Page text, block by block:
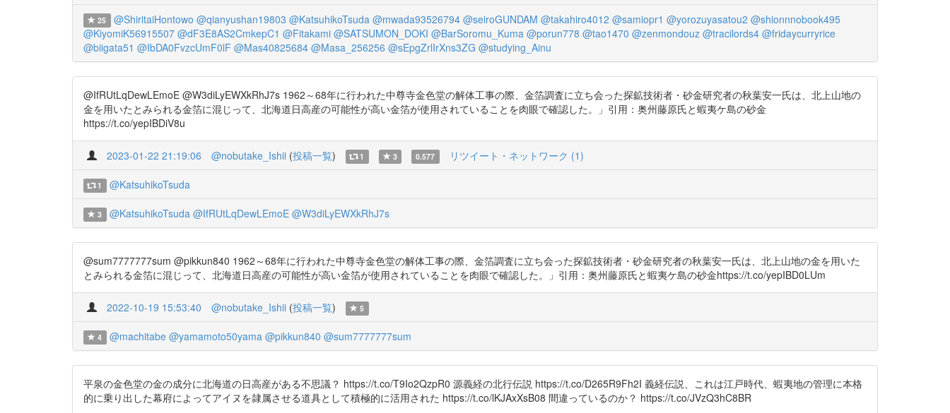
25 @ShiritaiHontowo @qianyushan19803 @KatsuhikoTsuda @mwada93526794 @seiroGUNDAM @takahiro4012 @samiopr1 @yorozuyasatou2 @shionnnobook495
@KiyomiK56915507 @dF3E8AS2CmkepC1 @Fitakami @SATSUMON_DOKI @BarSoromu_Kuma @porun778 @tao1470 @zenmondouz @tracilords4 @fridaycurryrice
@biigata51 @IbDA0FvzcUmF0lF @Mas40825684 @Masa_256256 @sEpgZrlIrXns3ZG @studying_Ainu
@IfRUtLqDewLEmoE @W3diLyEWXkRhJ7s 1962～68年に行われた中尊寺金色堂の解体工事の際、金箔調査に立ち会った探鉱技術者・砂金研究者の秋葉安一氏は、北上山地の
金を用いたとみられる金箔に混じって、北海道日高産の可能性が高い金箔が使用されていることを肉眼で確認した。」引用：奥州藤原氏と蝦夷ケ島の砂金
https://t.co/yepIBDiV8u
2023-01-22 21:19:06 @nobutake_Ishii (投稿一覧) 1 3 0.577 リツイート・ネットワーク (1)
1 @KatsuhikoTsuda
3 @KatsuhikoTsuda @IfRUtLqDewLEmoE @W3diLyEWXkRhJ7s
@sum7777777sum @pikkun840 1962～68年に行われた中尊寺金色堂の解体工事の際、金箔調査に立ち会った探鉱技術者・砂金研究者の秋葉安一氏は、北上山地の金を用いた
とみられる金箔に混じって、北海道日高産の可能性が高い金箔が使用されていることを肉眼で確認した。」引用：奥州藤原氏と蝦夷ケ島の砂金https://t.co/yepIBD0LUm
2022-10-19 15:53:40 @nobutake_Ishii (投稿一覧) 5
4 @machitabe @yamamoto50yama @pikkun840 @sum7777777sum
平泉の金色堂の金の成分に北海道の日高産がある不思議？ https://t.co/T9Io2QzpR0 源義経の北行伝説 https://t.co/D265R9Fh2I 義経伝説、これは江戸時代、蝦夷地の管理に本格
的に乗り出した幕府によってアイヌを隷属させる道具として積極的に活用された https://t.co/lKJAxXsB08 間違っているのか？ https://t.co/JVzQ3hC8BR